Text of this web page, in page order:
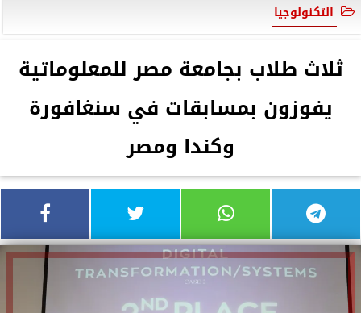
التكنولوجيا
ثلاث طلاب بجامعة مصر للمعلوماتية
يفوزون بمسابقات في سنغافورة
وكندا ومصر